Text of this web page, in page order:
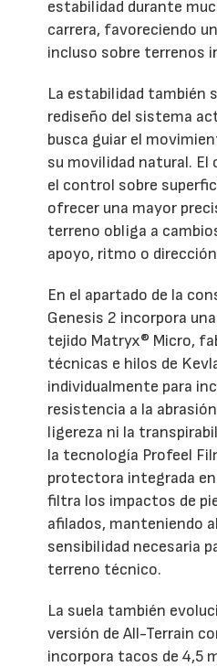
estabilidad durante
carrera, favoreciendo
incluso sobre terrenos
La estabilidad también
rediseño del sistema
busca guiar el
su movilidad natural. El
el control sobre
ofrecer una mayor
terreno obliga a
apoyo, ritmo o
En el apartado de la
Genesis 2 incorpora
tejido Matryx® Micro,
técnicas e hilos de
individualmente para
resistencia a la
ligereza ni la
la tecnología Profeel
protectora integrada en
filtra los impactos de
afilados, manteniendo
sensibilidad necesaria
terreno técnico.
La suela también
versión de All-Terrain
incorpora tacos de 4,5